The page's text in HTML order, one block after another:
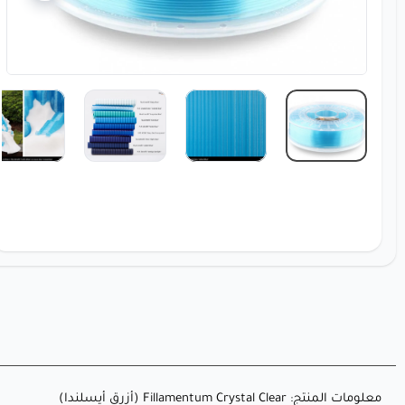
معلومات المنتج: Fillamentum Crystal Clear (أزرق أيسلندا)